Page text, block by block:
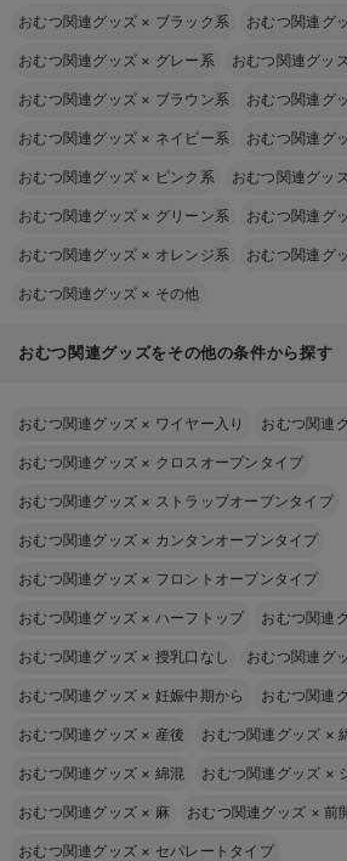
おむつ関連グッズ × ブラック系 おむつ関連グ
おむつ関連グッズ × グレー系 おむつ関連グッ
おむつ関連グッズ × ブラウン系 おむつ関連グ
おむつ関連グッズ × ネイビー系 おむつ関連グ
おむつ関連グッズ × ピンク系 おむつ関連グッ
おむつ関連グッズ × グリーン系 おむつ関連グ
おむつ関連グッズ × オレンジ系 おむつ関連グ
おむつ関連グッズ × その他
おむつ関連グッズをその他の条件から探す
おむつ関連グッズ × ワイヤー入り おむつ関連
おむつ関連グッズ × クロスオープンタイプ
おむつ関連グッズ × ストラップオープンタイプ
おむつ関連グッズ × カンタンオープンタイプ
おむつ関連グッズ × フロントオープンタイプ
おむつ関連グッズ × ハーフトップ おむつ関連
おむつ関連グッズ × 授乳口なし おむつ関連グ
おむつ関連グッズ × 妊娠中期から おむつ関連
おむつ関連グッズ × 産後 おむつ関連グッズ ×
おむつ関連グッズ × 綿混 おむつ関連グッズ ×
おむつ関連グッズ × 麻 おむつ関連グッズ ×前
おむつ関連グッズ × セパレートタイプ